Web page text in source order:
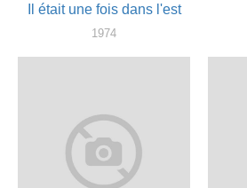
Il était une fois dans l'est
1974